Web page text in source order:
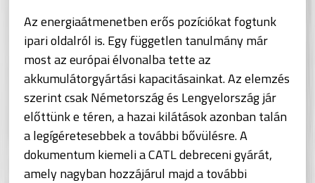
Az energiaátmenetben erős pozíciókat fogtunk
ipari oldalról is. Egy független tanulmány már
most az európai élvonalba tette az
akkumulátorgyártási kapacitásainkat. Az elemzés
szerint csak Németország és Lengyelország jár
előttünk e téren, a hazai kilátások azonban talán
a legígéretesebbek a további bővülésre. A
dokumentum kiemeli a CATL debreceni gyárát,
amely nagyban hozzájárul majd a további